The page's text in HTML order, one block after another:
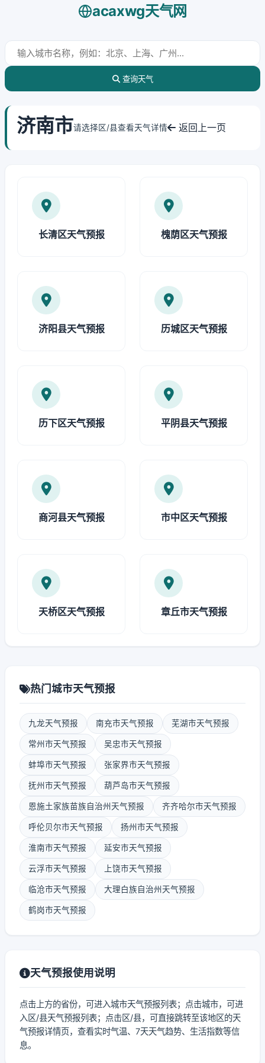
acaxwg天气网
查询天气
济南市请选择区/县查看天气详情 返回上一页
长清区天气预报 槐荫区天气预报
济阳县天气预报 历城区天气预报
历下区天气预报 平阴县天气预报
商河县天气预报 市中区天气预报
天桥区天气预报 章丘市天气预报
热门城市天气预报
九龙天气预报 南充市天气预报 芜湖市天气预报
常州市天气预报 吴忠市天气预报
蚌埠市天气预报 张家界市天气预报
抚州市天气预报 葫芦岛市天气预报
恩施土家族苗族自治州天气预报 齐齐哈尔市天气预报
呼伦贝尔市天气预报 扬州市天气预报
淮南市天气预报 延安市天气预报
云浮市天气预报 上饶市天气预报
临沧市天气预报 大理白族自治州天气预报
鹤岗市天气预报
天气预报使用说明
点击上方的省份，可进入城市天气预报列表；点击城市，可进
入区/县天气预报列表；点击区/县，可直接跳转至该地区的天
气预报详情页，查看实时气温、7天天气趋势、生活指数等信
息。